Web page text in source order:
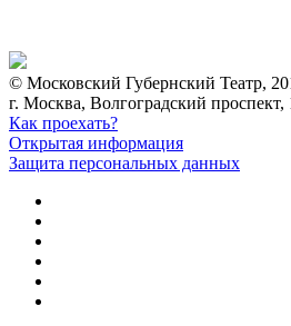
© Московский Губернский Театр,
г. Москва, Волгоградский проспект,
Как проехать?
Открытая информация
Защита персональных данных